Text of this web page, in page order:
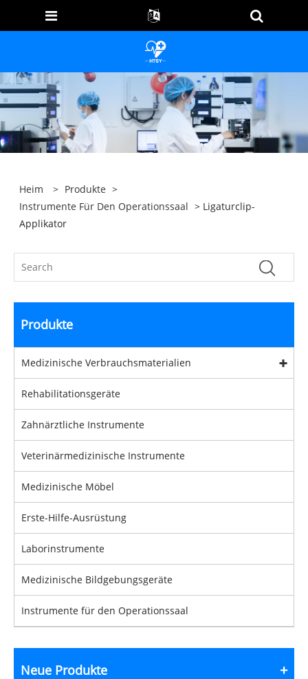
Heim > Produkte >
Instrumente Für Den Operationssaal > Ligaturclip-
Applikator
Produkte
Medizinische Verbrauchsmaterialien
Rehabilitationsgeräte
Zahnärztliche Instrumente
Veterinärmedizinische Instrumente
Medizinische Möbel
Erste-Hilfe-Ausrüstung
Laborinstrumente
Medizinische Bildgebungsgeräte
Instrumente für den Operationssaal
Neue Produkte